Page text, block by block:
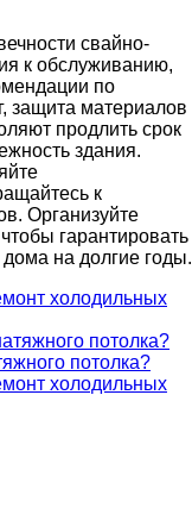
свайно-
к обслуживанию,
по
защита материалов
продлить срок
здания.
к
Организуйте
гарантировать
дома на долгие годы.
холодильных
потолка?
холодильных